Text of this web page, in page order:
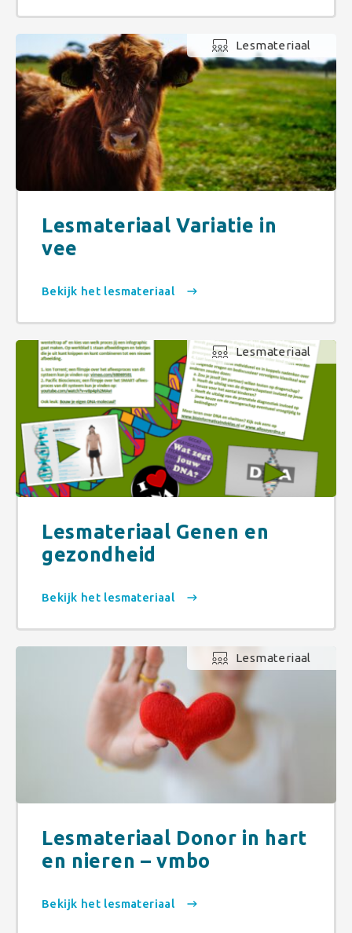
Lesmateriaal
Lesmateriaal Variatie in
vee
Bekijk het lesmateriaal
Lesmateriaal
Lesmateriaal Genen en
gezondheid
Bekijk het lesmateriaal
Lesmateriaal
Lesmateriaal Donor in hart
en nieren – vmbo
Bekijk het lesmateriaal